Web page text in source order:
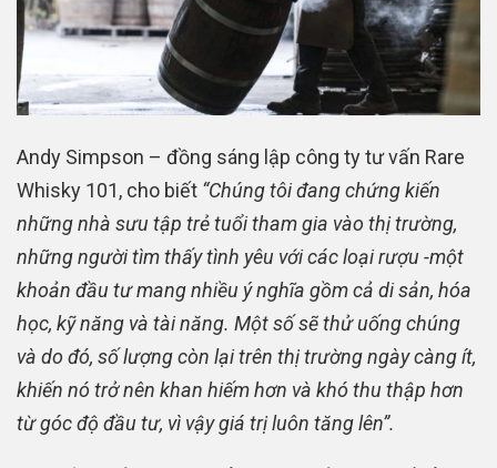
Andy Simpson – đồng sáng lập công ty tư vấn Rare
Whisky 101, cho biết “Chúng tôi đang chứng kiến ​​
những nhà sưu tập trẻ tuổi tham gia vào thị trường,
những người tìm thấy tình yêu với các loại rượu -một
khoản đầu tư mang nhiều ý nghĩa gồm cả di sản, hóa
học, kỹ năng và tài năng. Một số sẽ thử uống chúng
và do đó, số lượng còn lại trên thị trường ngày càng ít,
khiến nó trở nên khan hiếm hơn và khó thu thập hơn
từ góc độ đầu tư, vì vậy giá trị luôn tăng lên”.